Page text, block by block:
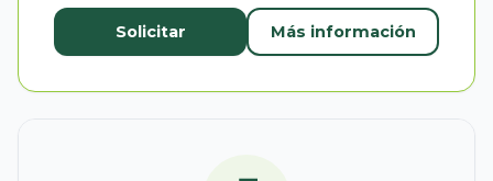
Solicitar Más información